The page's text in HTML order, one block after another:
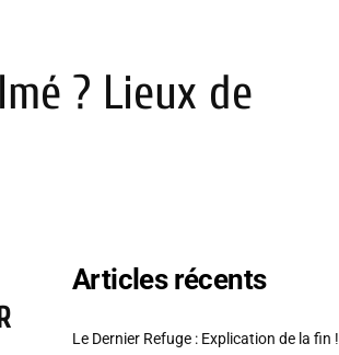
? Lieux de
Articles récents
Le Dernier Refuge : Explication de la fin !